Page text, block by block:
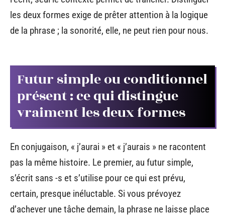
les deux formes exige de prêter attention à la logique
de la phrase ; la sonorité, elle, ne peut rien pour nous.
Futur simple ou conditionnel
présent : ce qui distingue
vraiment les deux formes
En conjugaison, « j’aurai » et « j’aurais » ne racontent
pas la même histoire. Le premier, au futur simple,
s’écrit sans -s et s’utilise pour ce qui est prévu,
certain, presque inéluctable. Si vous prévoyez
d’achever une tâche demain, la phrase ne laisse place